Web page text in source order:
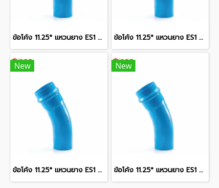
ข้อโค้ง 11.25° แหวนยาง ES1 SCG ขนาด 350 มม. (14 นิ้ว ) ชั้น 13.5 ข้อโค้ง 11.25° แหวนยาง ES1 SCG ขนาด 250 มม. (10 นิ้ว ) ชั้น 13.5
New
ข้อโค้ง 11.25° แหวนยาง ES1 SCG ขนาด 400 มม. (16 นิ้ว ) ชั้น 13.5
New
ข้อโค้ง 11.25° แหวนยาง ES1 SCG ขนาด 300 มม. (12 นิ้ว ) ชั้น 13.5